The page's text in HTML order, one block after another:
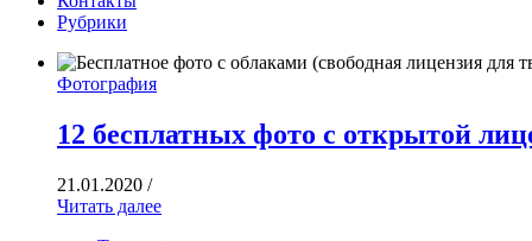
Рубрики
Фотография
12 бесплатных фото с открытой
21.01.2020 /
Читать далее